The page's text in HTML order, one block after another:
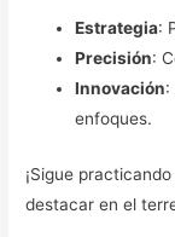
Estrategia:
Precisión:
Innovación:
enfoques.
¡Sigue
destacar en el